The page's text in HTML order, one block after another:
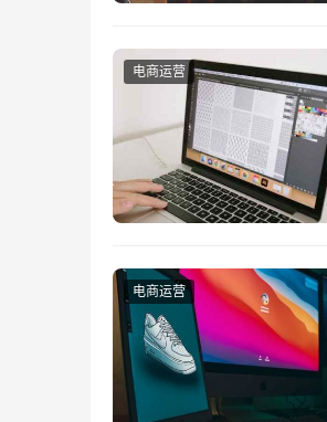
电商运营
电商运营